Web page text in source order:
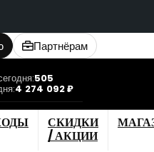
Партнёрам
505
4 274 092 ₽
СКИДКИ
/ АКЦИИ